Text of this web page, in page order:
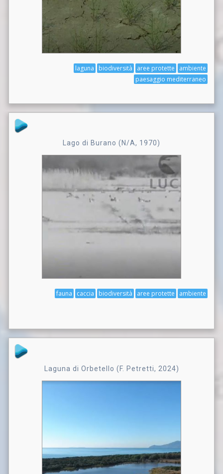
ambiente
aree protette
biodiversità
laguna
paesaggio mediterraneo
Lago di Burano (N/A, 1970)
ambiente
aree protette
biodiversità
caccia
fauna
Laguna di Orbetello (F. Petretti, 2024)